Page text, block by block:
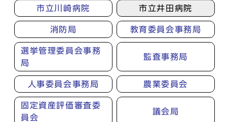
市立川崎病院 市立井田病院
消防局 教育委員会事務局
選挙管理委員会事務
局
監査事務局
人事委員会事務局 農業委員会
固定資産評価審査委
員会
議会局